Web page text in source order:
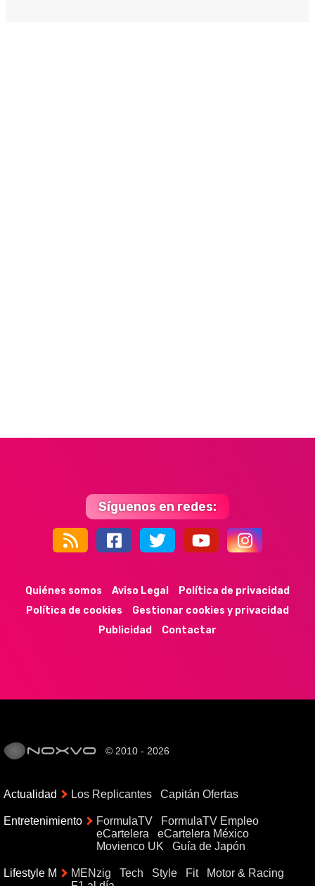
Síguenos en redes:
Quiénes somos Aviso Legal
Política de privacidad
Política de cookies
Gestionar cookies y privacidad
Publicidad
Contactar
© 2010 - 2026
Actualidad Los Replicantes Capitán Ofertas
Entretenimiento FormulaTV
FormulaTV Empleo
eCartelera
eCartelera México
Movienco UK
Guía de Japón
Lifestyle M MENzig Tech Style Fit
Motor & Racing